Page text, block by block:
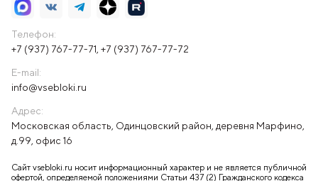
Телефон:
+7 (937) 767-77-71 +7 (937) 767-77-72
E-mail:
info@vsebloki.ru
Адрес:
Московская область, Одинцовский район, деревня Марфино,
д.99, офис 16
Сайт vsebloki.ru носит информационный характер и не является публичной
офертой, определяемой положениями Статьи 437 (2) Гражданского кодекса